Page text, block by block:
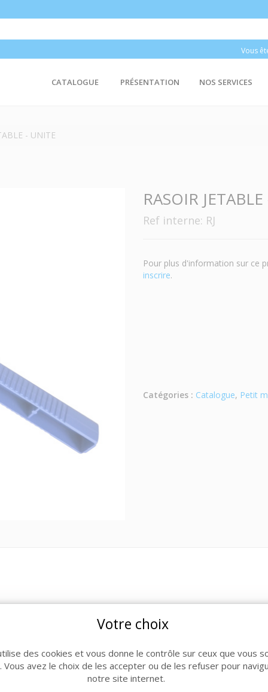
Vous
CATALOGUE PRÉSENTATION NOS SERVICES
- UNITE
RASOIR
Ref interne: RJ
Pour plus d'information sur ce
inscrire.
Catégories : Catalogue, Petit
ARTICLES CONNEXES
de produits, découvrez également ces produits
Votre choix
des cookies et vous donne le contrôle sur ceux que vous
Vous avez le choix de les accepter ou de les refuser pour
notre site internet.